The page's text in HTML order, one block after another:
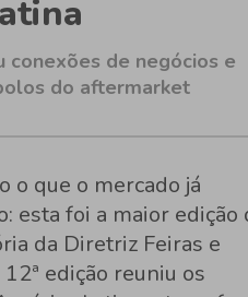
conexões de negócios e
do aftermarket
o que o mercado já
esta foi a maior edição
da Diretriz Feiras e
edição reuniu os